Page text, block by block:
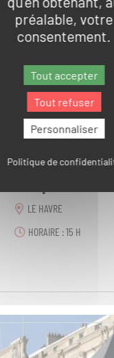
À PIED
FOCUS CENTENAIRE
Le Havre sous
LE HAVRE
HORAIRE : 15 H
préalable, votre
consentement.
Tout accepter
Tout refuser
Personnaliser
Politique de